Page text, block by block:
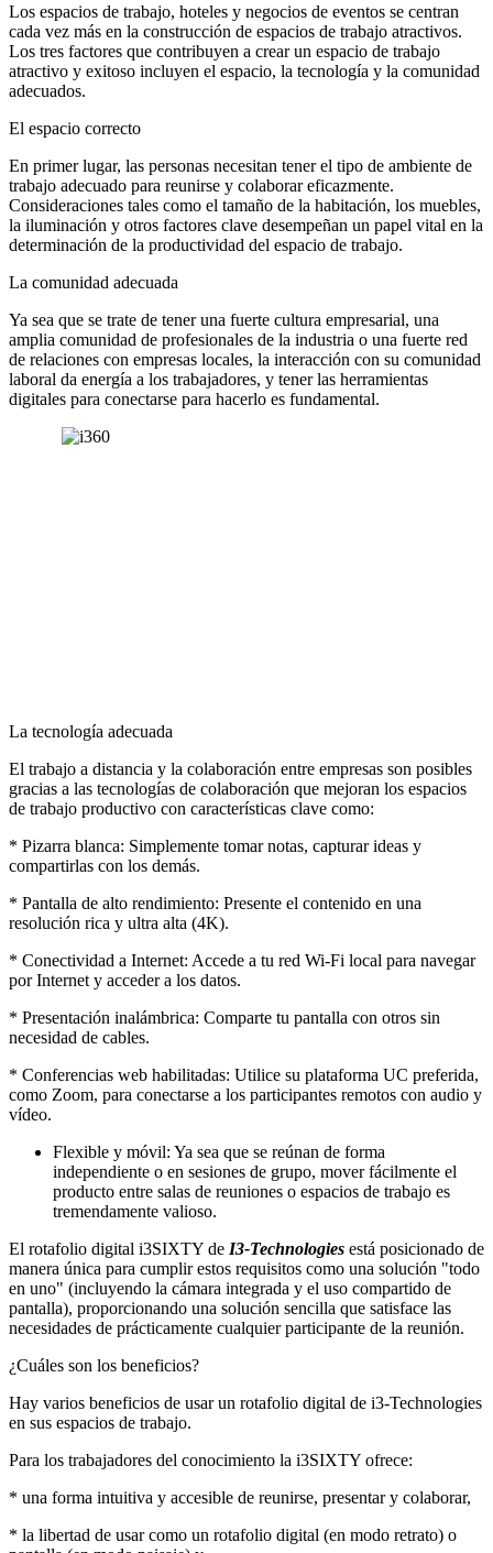
Los espacios de trabajo, hoteles y negocios de eventos se centran
cada vez más en la construcción de espacios de trabajo atractivos.
Los tres factores que contribuyen a crear un espacio de trabajo
atractivo y exitoso incluyen el espacio, la tecnología y la comunidad
adecuados.
El espacio correcto
En primer lugar, las personas necesitan tener el tipo de ambiente de
trabajo adecuado para reunirse y colaborar eficazmente.
Consideraciones tales como el tamaño de la habitación, los muebles,
la iluminación y otros factores clave desempeñan un papel vital en la
determinación de la productividad del espacio de trabajo.
La comunidad adecuada
Ya sea que se trate de tener una fuerte cultura empresarial, una
amplia comunidad de profesionales de la industria o una fuerte red
de relaciones con empresas locales, la interacción con su comunidad
laboral da energía a los trabajadores, y tener las herramientas
digitales para conectarse para hacerlo es fundamental.
La tecnología adecuada
El trabajo a distancia y la colaboración entre empresas son posibles
gracias a las tecnologías de colaboración que mejoran los espacios
de trabajo productivo con características clave como:
* Pizarra blanca: Simplemente tomar notas, capturar ideas y
compartirlas con los demás.
* Pantalla de alto rendimiento: Presente el contenido en una
resolución rica y ultra alta (4K).
* Conectividad a Internet: Accede a tu red Wi-Fi local para navegar
por Internet y acceder a los datos.
* Presentación inalámbrica: Comparte tu pantalla con otros sin
necesidad de cables.
* Conferencias web habilitadas: Utilice su plataforma UC preferida,
como Zoom, para conectarse a los participantes remotos con audio y
vídeo.
Flexible y móvil: Ya sea que se reúnan de forma
independiente o en sesiones de grupo, mover fácilmente el
producto entre salas de reuniones o espacios de trabajo es
tremendamente valioso.
El rotafolio digital i3SIXTY de I3-Technologies está posicionado de
manera única para cumplir estos requisitos como una solución "todo
en uno" (incluyendo la cámara integrada y el uso compartido de
pantalla), proporcionando una solución sencilla que satisface las
necesidades de prácticamente cualquier participante de la reunión.
¿Cuáles son los beneficios?
Hay varios beneficios de usar un rotafolio digital de i3-Technologies
en sus espacios de trabajo.
Para los trabajadores del conocimiento la i3SIXTY ofrece:
* una forma intuitiva y accesible de reunirse, presentar y colaborar,
* la libertad de usar como un rotafolio digital (en modo retrato) o